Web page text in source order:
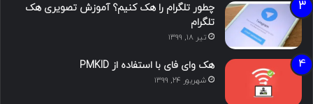
چطور تلگرام را هک کنیم؟ آموزش تصویری هک
تلگرام
تیر ۱۸, ۱۳۹۹
هک وای فای با استفاده از PMKID
شهریور ۲۴, ۱۳۹۹